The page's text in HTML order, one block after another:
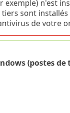
exemple) n'est
sont installés
de votre
(postes de